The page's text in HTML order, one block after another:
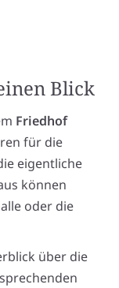
Blick
Friedhof
für die
eigentliche
können
oder die
über die